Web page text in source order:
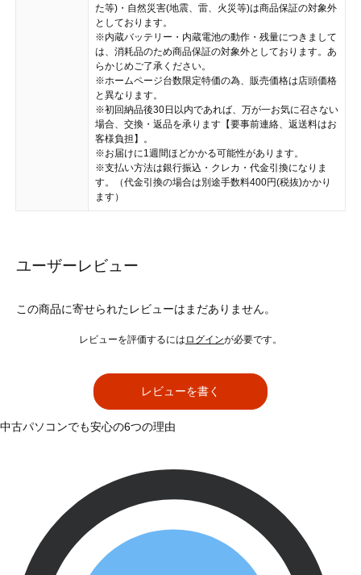
た等)・自然災害(地震、雷、火災等)は商品保証の対象外
としております。
※内蔵バッテリー・内蔵電池の動作・残量につきまして
は、消耗品のため商品保証の対象外としております。あ
らかじめご了承ください。
※ホームページ台数限定特価の為、販売価格は店頭価格
と異なります。
※初回納品後30日以内であれば、万が一お気に召さない
場合、交換・返品を承ります【要事前連絡、返送料はお
客様負担】。
※お届けに1週間ほどかかる可能性があります。
※支払い方法は銀行振込・クレカ・代金引換になりま
す。（代金引換の場合は別途手数料400円(税抜)かかり
ます）
ユーザーレビュー
この商品に寄せられたレビューはまだありません。
レビューを評価するには ログインが必要です。
レビューを書く
中古パソコンでも安心の6つの理由